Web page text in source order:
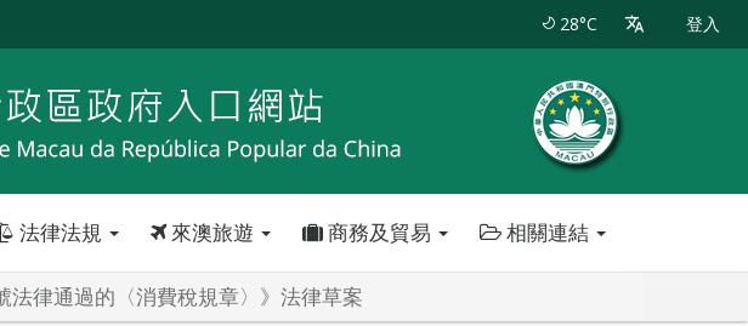
28°C 登入
法律法規 來澳旅遊 商務及貿易 相關連結
律通過的〈消費稅規章〉》法律草案